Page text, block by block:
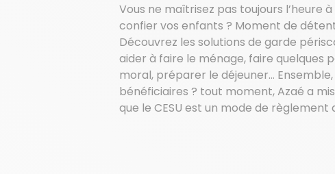
Vous ne maîtrisez pas toujours l’heure
confier vos enfants ? Moment de
Découvrez les solutions de garde
aider à faire le ménage, faire quelques
moral, préparer le déjeuner…
bénéficiaires ? tout moment, Azaé a
que le CESU est un mode de